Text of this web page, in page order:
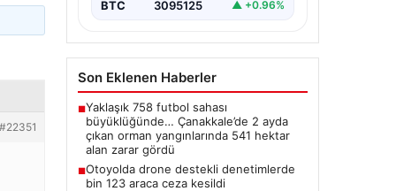
#22351
BTC 3095125 ▲ +0.96%
Son Eklenen Haberler
■Yaklaşık 758 futbol sahası
büyüklüğünde… Çanakkale’de 2 ayda
çıkan orman yangınlarında 541 hektar
alan zarar gördü
■Otoyolda drone destekli denetimlerde
bin 123 araca ceza kesildi